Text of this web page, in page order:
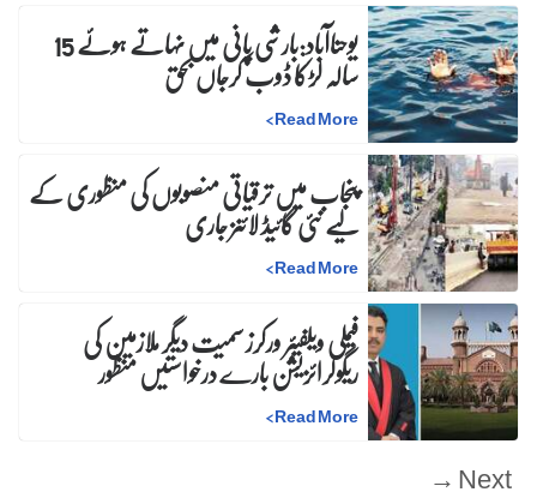
یوحناآباد:بارشی پانی میں نہاتے ہوئے 15 سالہ لڑکا ڈوب کرجاں بحق
Read More
>
پنجاب میں ترقیاتی منصوبوں کی منظوری کے
لیے نئی گائیڈ لائنز جاری
Read More
>
فیملی ویلفیئر ورکرز سمیت دیگر ملازمین کی
ریگولرائزیشن بارے درخواستیں منظور
Read More
>
Next →